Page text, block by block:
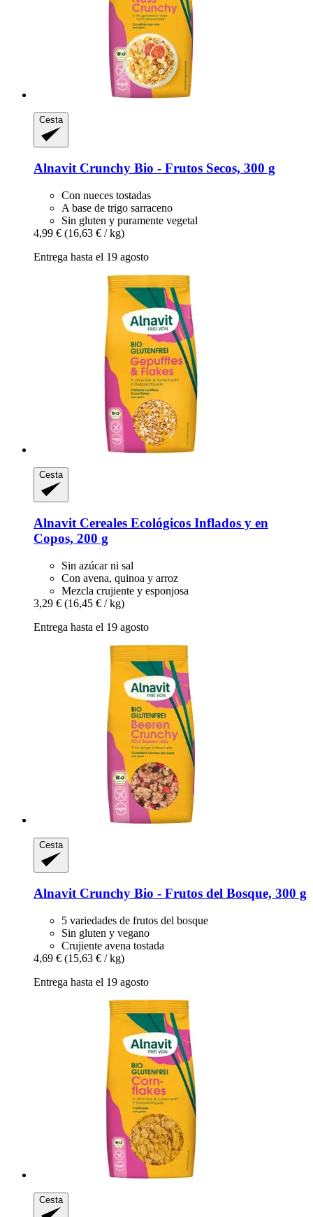
Cesta
Alnavit Crunchy Bio -​ Frutos Secos, 300 g
Con nueces tostadas
A base de trigo sarraceno
Sin gluten y puramente vegetal
4,99 € (16,63 € / kg)
Entrega hasta el 19 agosto
Cesta
Alnavit Cereales Ecológicos Inflados y en
Copos, 200 g
Sin azúcar ni sal
Con avena, quinoa y arroz
Mezcla crujiente y esponjosa
3,29 € (16,45 € / kg)
Entrega hasta el 19 agosto
Cesta
Alnavit Crunchy Bio -​ Frutos del Bosque, 300 g
5 variedades de frutos del bosque
Sin gluten y vegano
Crujiente avena tostada
4,69 € (15,63 € / kg)
Entrega hasta el 19 agosto
Cesta